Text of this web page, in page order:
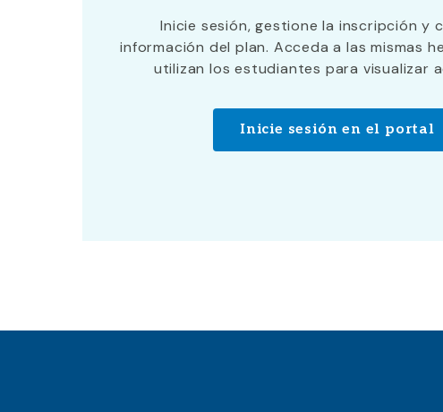
Inicie sesión, gestione la inscripción y
información del plan. Acceda a las mismas
utilizan los estudiantes para visualizar
Inicie sesión en el portal